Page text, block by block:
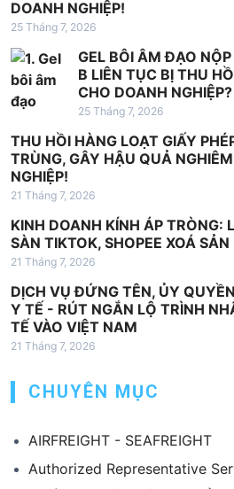
i
v
i
ế
DOANH NGHIỆP!
25 Tháng 7, 2026
GEL BÔI ÂM ĐẠO
B LIÊN TỤC BỊ THU
CHO DOANH NGHIỆP?
25 Tháng 7, 2026
THU HỒI HÀNG LOẠT GIẤY
TRÙNG, GÂY HẬU QUẢ
NGHIỆP!
21 Tháng 7, 2026
KINH DOANH KÍNH ÁP TRÒNG:
SÀN TIKTOK, SHOPEE XOÁ
21 Tháng 7, 2026
DỊCH VỤ ĐỨNG TÊN, ỦY
Y TẾ - RÚT NGẮN LỘ TRÌNH
TẾ VÀO VIỆT NAM
21 Tháng 7, 2026
CHUYÊN MỤC
AIRFREIGHT - SEAFREIGHT
Authorized Representative